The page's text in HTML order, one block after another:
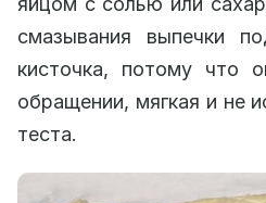
смазывания выпечки
кисточка, потому что
обращении, мягкая и не
теста.